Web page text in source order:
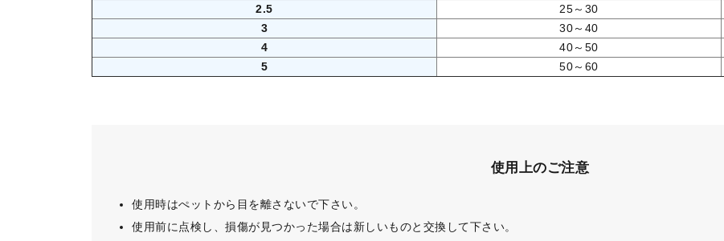
2.5
25～30
3
30～40
4
40～50
5
50～60
使用上のご注意
使用時はぺットから目を離さないで下さい。
使用前に点検し、損傷が見つかった場合は新しいものと交換して下さい。